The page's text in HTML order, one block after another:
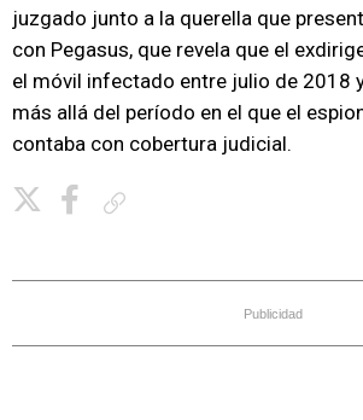
juzgado junto a la querella que
con Pegasus, que revela que el
el móvil infectado entre julio de 2018
más allá del período en el que el
contaba con cobertura judicial.
Publicidad